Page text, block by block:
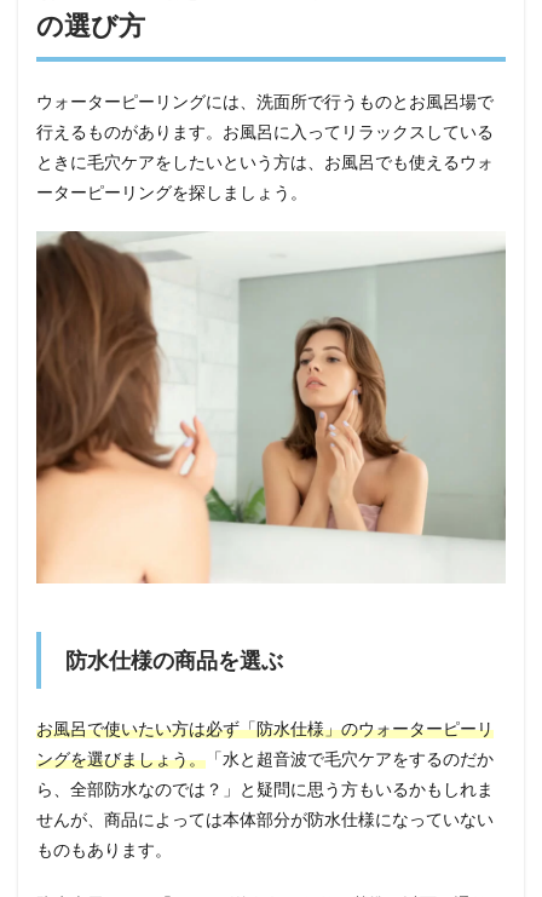
の選び方
ウォーターピーリングには、洗面所で行うものとお風呂場で
行えるものがあります。お風呂に入ってリラックスしている
ときに毛穴ケアをしたいという方は、お風呂でも使えるウォ
ーターピーリングを探しましょう。
防水仕様の商品を選ぶ
お風呂で使いたい方は必ず「防水仕様」のウォーターピーリ
ングを選びましょう。 「水と超音波で毛穴ケアをするのだか
ら、全部防水なのでは？」と疑問に思う方もいるかもしれま
せんが、商品によっては本体部分が防水仕様になっていない
ものもあります。